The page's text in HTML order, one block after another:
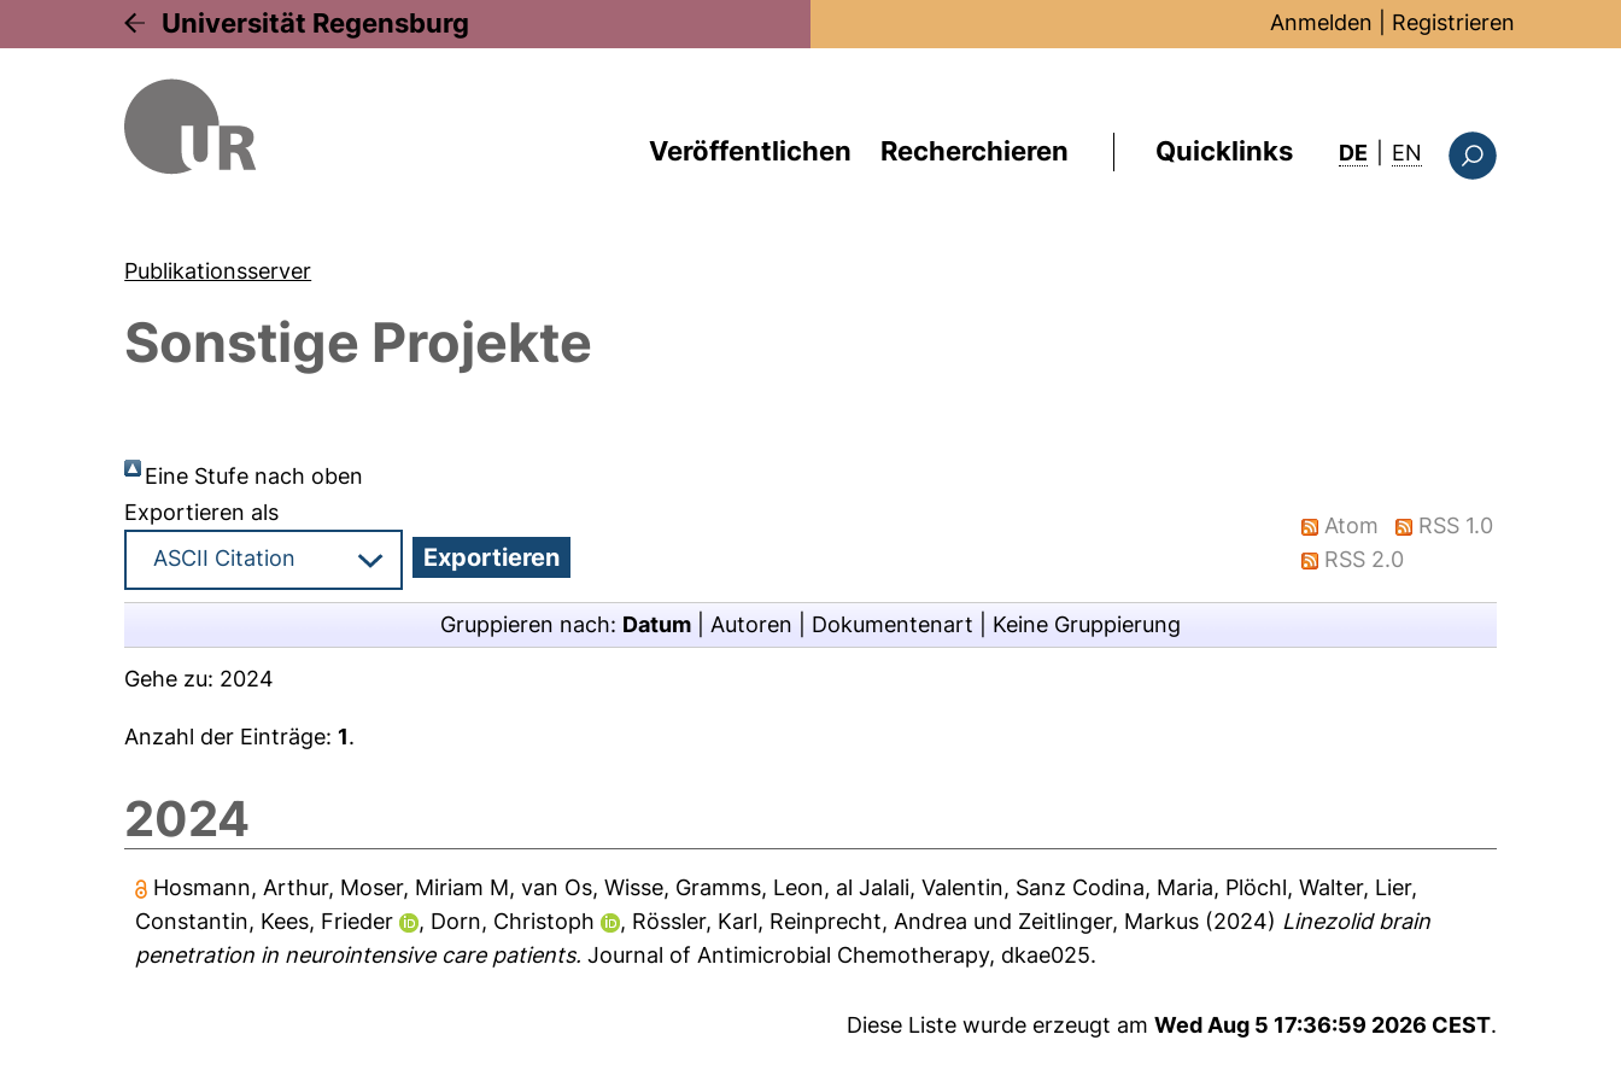
Universität Regensburg Anmelden Registrieren
Veröffentlichen Recherchieren Quicklinks DE EN : this page in
Publikationsserver
Sonstige Projekte
Eine Stufe nach oben
Exportieren als
Atom
RSS 1.0
RSS 2.0
Gruppieren nach: Datum Autoren Dokumentenart Keine Gruppierung
Gehe zu: 2024
Anzahl der Einträge:1.
2024
Hosmann, Arthur, Moser, Miriam M,van Os, Wisse, Gramms, Leon, al Jalali, Valentin, Sanz Codina, Maria, Plöchl, Walter, Lier,
Constantin, Kees, Frieder , Dorn, Christoph , Rössler, Karl, Reinprecht, Andrea und Zeitlinger, Markus (2024) Linezolid brain
penetration in neurointensive care patients. Journal of Antimicrobial Chemotherapy, dkae025.
Diese Liste wurde erzeugt am Wed Aug 5 17:36:59 2026 CEST.